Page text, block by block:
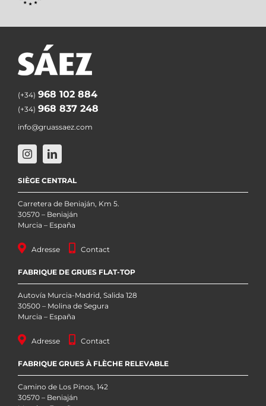
(+34) 968 102 884
(+34) 968 837 248
info@gruassaez.com
SIÈGE CENTRAL
Carretera de Beniaján, Km 5.
30570 – Beniaján
Murcia – España
Adresse Contact
FABRIQUE DE GRUES FLAT-TOP
Autovía Murcia-Madrid, Salida 128
30500 – Molina de Segura
Murcia – España
Adresse Contact
FABRIQUE GRUES À FLÈCHE RELEVABLE
Camino de Los Pinos, 142
30570 – Beniaján